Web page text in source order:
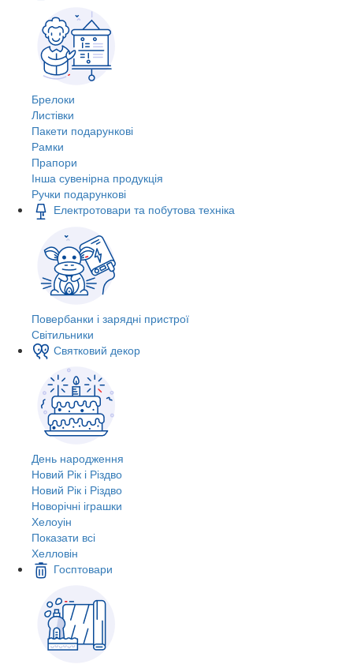
Брелоки
Листівки
Пакети подарункові
Рамки
Прапори
Інша сувенірна продукція
Ручки подарункові
Електротовари та побутова техніка
Повербанки і зарядні пристрої
Світильники
Святковий декор
День народження
Новий Рік і Різдво
Новий Рік і Різдво
Новорічні іграшки
Хелоуін
Показати всі
Хелловін
Госптовари